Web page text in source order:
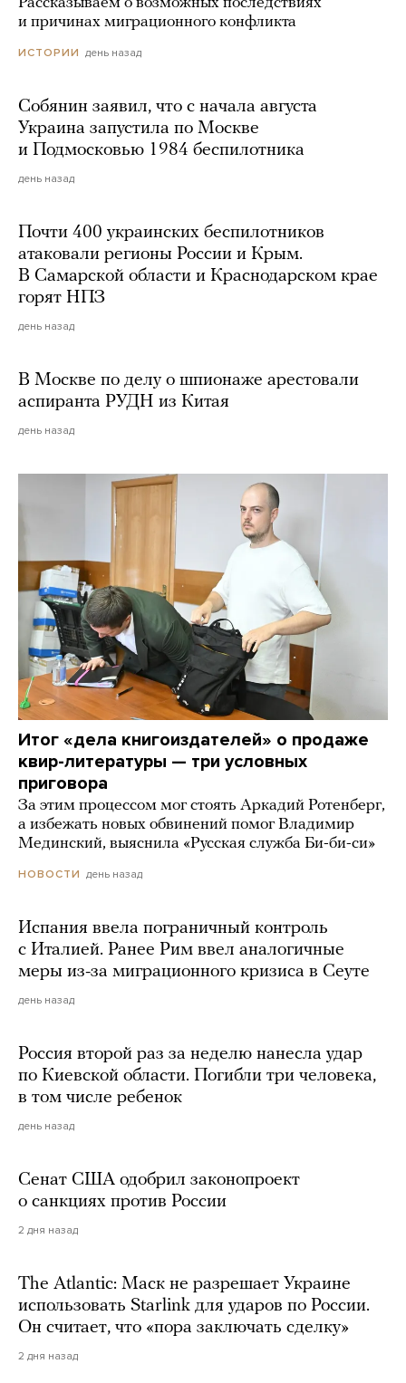
и причинах миграционного конфликта
ИСТОРИИ день назад
Собянин заявил, что с начала августа
Украина запустила по Москве
и Подмосковью 1984 беспилотника
день назад
Почти 400 украинских беспилотников
атаковали регионы России и Крым.
В Самарской области и Краснодарском крае
горят НПЗ
день назад
В Москве по делу о шпионаже арестовали
аспиранта РУДН из Китая
день назад
Итог «дела книгоиздателей» о продаже
квир-литературы — три условных
приговора
За этим процессом мог стоять Аркадий Ротенберг,
а избежать новых обвинений помог Владимир
Мединский, выяснила «Русская служба Би-би-си»
НОВОСТИ день назад
Испания ввела пограничный контроль
с Италией. Ранее Рим ввел аналогичные
меры из-за миграционного кризиса в Сеуте
день назад
Россия второй раз за неделю нанесла удар
по Киевской области. Погибли три человека,
в том числе ребенок
день назад
Сенат США одобрил законопроект
о санкциях против России
2 дня назад
The Atlantic: Маск не разрешает Украине
использовать Starlink для ударов по России.
Он считает, что «пора заключать сделку»
2 дня назад